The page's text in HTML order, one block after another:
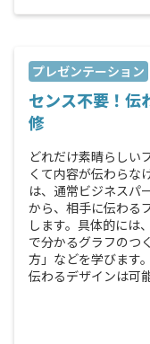
プレゼンテーション
センス不要！伝
修
どれだけ素晴らしい
くて内容が伝わらな
は、通常ビジネスパ
から、相手に伝わる
します。具体的には
で分かるグラフのつ
方」などを学びます
伝わるデザインは可